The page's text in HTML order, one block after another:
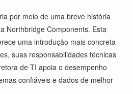
por meio de uma breve história
Northbridge Components. Esta
uma introdução mais concreta
suas responsabilidades técnicas
de TI apoia o desempenho
confiáveis e dados de melhor